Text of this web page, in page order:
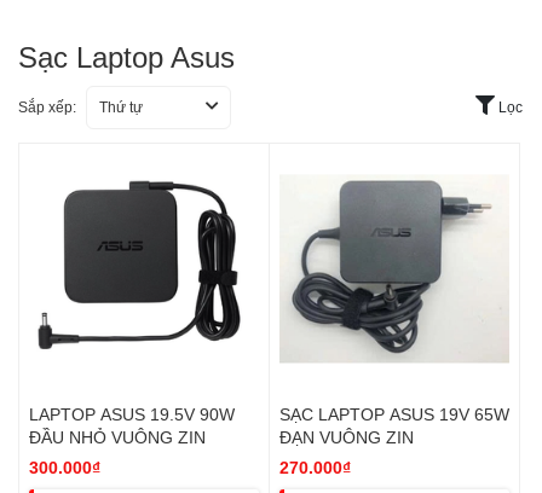
Sạc Laptop Asus
Sắp xếp: Thứ tự Lọc
LAPTOP ASUS 19.5V 90W
ĐẦU NHỎ VUÔNG ZIN
300.000₫
SẠC LAPTOP ASUS 19V 65W
ĐẠN VUÔNG ZIN
270.000₫